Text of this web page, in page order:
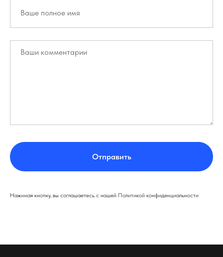
Отправить
Нажимая кнопку, вы соглашаетесь с нашей Политикой конфиденциальности